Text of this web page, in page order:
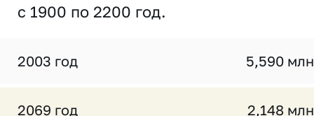
с 1900 по 2200 год.
2003 год 5,590
2069 год 2,148